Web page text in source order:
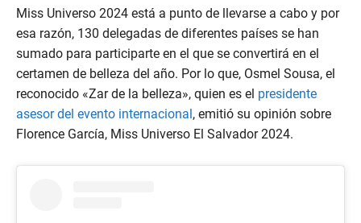
Miss Universo 2024 está a punto de llevarse a cabo y por
esa razón, 130 delegadas de diferentes países se han
sumado para participarte en el que se convertirá en el
certamen de belleza del año. Por lo que, Osmel Sousa, el
reconocido «Zar de la belleza», quien es el presidente
asesor del evento internacional , emitió su opinión sobre
Florence García, Miss Universo El Salvador 2024.